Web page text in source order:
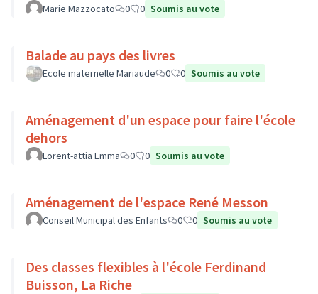
Marie Mazzocato 0 0 Soumis au vote
Balade au pays des livres
Ecole maternelle Mariaude 0 0 Soumis au vote
Aménagement d'un espace pour faire l'école
dehors
Lorent-attia Emma 0 0 Soumis au vote
Aménagement de l'espace René Messon
Conseil Municipal des Enfants 0 0 Soumis au vote
Des classes flexibles à l'école Ferdinand
Buisson, La Riche